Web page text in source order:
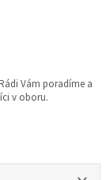
Vám poradíme a
v oboru.